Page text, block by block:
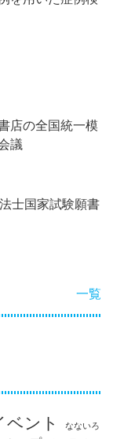
店の全国統一模
議
士国家試験願書
一覧
ベント
なないろ